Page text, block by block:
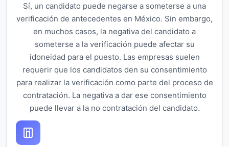
Sí, un candidato puede negarse a someterse a una
verificación de antecedentes en México. Sin embargo,
en muchos casos, la negativa del candidato a
someterse a la verificación puede afectar su
idoneidad para el puesto. Las empresas suelen
requerir que los candidatos den su consentimiento
para realizar la verificación como parte del proceso de
contratación. La negativa a dar ese consentimiento
puede llevar a la no contratación del candidato.